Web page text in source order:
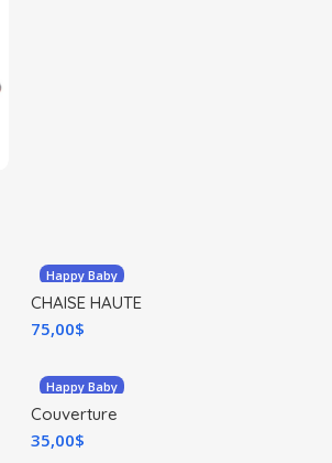
Happy Baby
CHAISE HAUTE
75,00$
Happy Baby
Couverture
35,00$